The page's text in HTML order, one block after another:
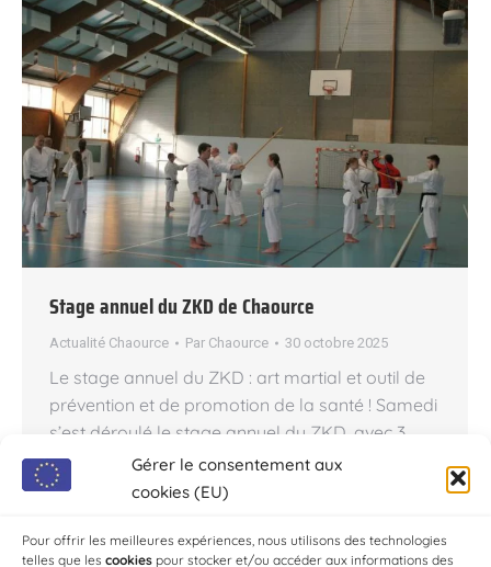
Gérer le consentement aux
cookies (EU)
Pour offrir les meilleures expériences, nous utilisons des technologies
telles que les cookies pour stocker et/ou accéder aux informations des
Stage annuel du ZKD de Chaource
Actualité Chaource Par Chaource 30 octobre 2025
Le stage annuel du ZKD : art martial et outil de
prévention et de promotion de la santé ! Samedi
s’est déroulé le stage annuel du ZKD, avec 3
intervenants passionnés de karaté. En première
partie Philippe DEVILLIERS 6ème DAN FFK,
Philippe vient de créer sa…